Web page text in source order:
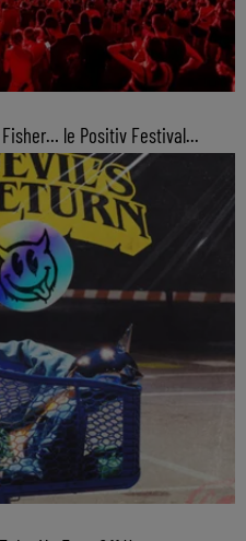
le Positiv Festival...